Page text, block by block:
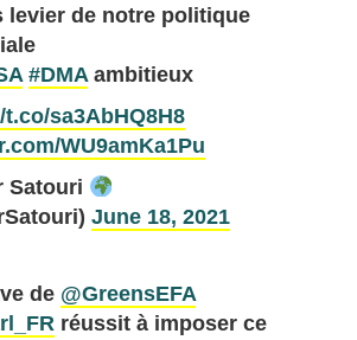
levier de notre politique
#DMAambitieux
t.co/sa3AbHQ8H8
WU9amKa1Pu
Satouri
June 18, 2021
de @GreensEFA
réussit à imposer ce